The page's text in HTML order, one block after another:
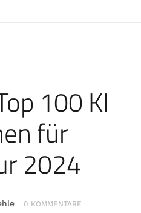
100 KI
für
2024
0 KOMMENTARE